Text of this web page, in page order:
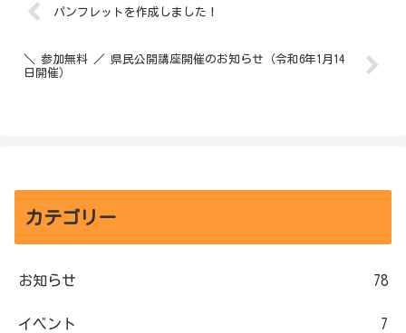
パンフレットを作成しました！
＼ 参加無料 ／ 県民公開講座開催のお知らせ（令和6年1月14
日開催）
カテゴリー
お知らせ 78
イベント 7